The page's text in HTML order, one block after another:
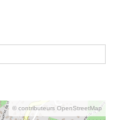
© contributeurs OpenStreetMap